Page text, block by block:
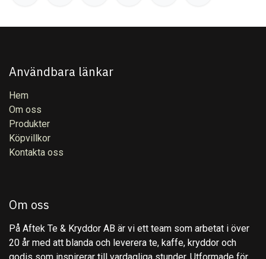
Användbara länkar
Hem
Om oss
Produkter
Köpvillkor
Kontakta oss
Om oss
På Aftek Te & Kryddor AB är vi ett team som arbetat i över
20 år med att blanda och leverera te, kaffe, kryddor och